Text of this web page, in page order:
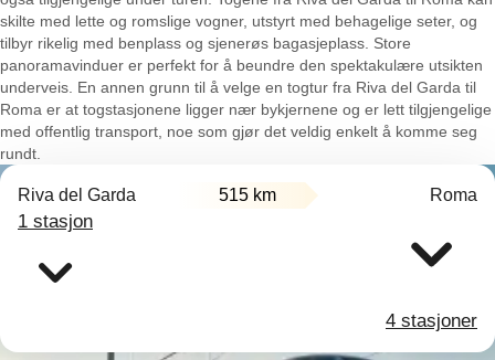
skilte med lette og romslige vogner, utstyrt med behagelige seter, og
tilbyr rikelig med benplass og sjenerøs bagasjeplass. Store
panoramavinduer er perfekt for å beundre den spektakulære utsikten
underveis. En annen grunn til å velge en togtur fra Riva del Garda til
Roma er at togstasjonene ligger nær bykjernene og er lett tilgjengelige
med offentlig transport, noe som gjør det veldig enkelt å komme seg
rundt.
Riva del Garda 515 km Roma
1 stasjon
4 stasjoner